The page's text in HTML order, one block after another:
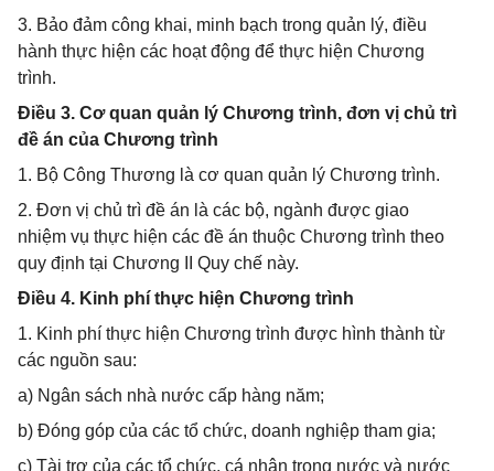
3. Bảo đảm công khai, minh bạch trong quản lý, điều
hành thực hiện các hoạt động để thực hiện Chương
trình.
Điều 3. Cơ quan quản lý Chương trình, đơn vị chủ trì
đề án của Chương trình
1. Bộ Công Thương là cơ quan quản lý Chương trình.
2. Đơn vị chủ trì đề án là các bộ, ngành được giao
nhiệm vụ thực hiện các đề án thuộc Chương trình theo
quy định tại Chương II Quy chế này.
Điều 4. Kinh phí thực hiện Chương trình
1. Kinh phí thực hiện Chương trình được hình thành từ
các nguồn sau:
a) Ngân sách nhà nước cấp hàng năm;
b) Đóng góp của các tổ chức, doanh nghiệp tham gia;
c) Tài trợ của các tổ chức, cá nhân trong nước và nước